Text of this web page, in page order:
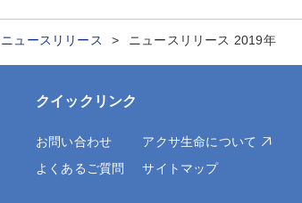
ニュースリリース ニュースリリース 2019年
クイックリンク
お問い合わせ
アクサ生命について
よくあるご質問
サイトマップ